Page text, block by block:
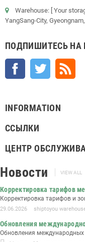
Warehouse: [ Your
YangSang-City,
ПОДПИШИТЕСЬ НА
Facebook Twitter
INFORMATION
ССЫЛКИ
ЦЕНТР
Новости VIEW ALL
Корректировка тарифов
Корректировка тарифов и
29.06.2026 shiptoyou
Обновления
Обновления международных